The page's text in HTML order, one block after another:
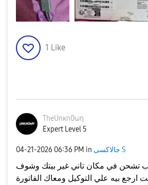
1 Like
TheUnκn0ωη
Expert Level 5
‎04-21-2026 06:36 PM in جالاكسى S
تشحن في مكان تاني غير بيتك وشوف
ارجع بيه علي التوكيل ومعاك الفاتورة